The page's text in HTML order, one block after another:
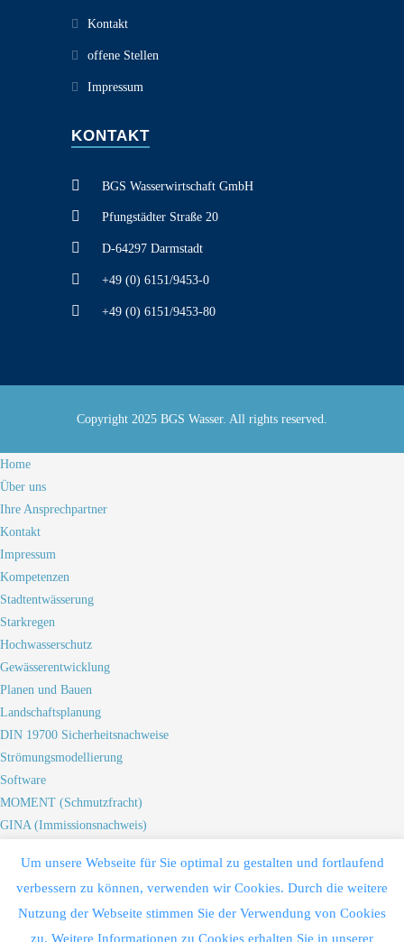
Kontakt
offene Stellen
Impressum
KONTAKT
BGS Wasserwirtschaft GmbH
Pfungstädter Straße 20
D-64297 Darmstadt
+49 (0) 6151/9453-0
+49 (0) 6151/9453-80
Copyright 2025 BGS Wasser. All rights reserved.
Home
Über uns
Ihre Ansprechpartner
Kontakt
Impressum
Kompetenzen
Stadtentwässerung
Starkregen
Hochwasserschutz
Gewässerentwicklung
Planen und Bauen
Landschaftsplanung
DIN 19700 Sicherheitsnachweise
Strömungsmodellierung
Software
MOMENT (Schmutzfracht)
GINA (Immissionsnachweis)
HYBNAT (Niederschlag-Abfluss)
WASPLA (1D-Spiegellinie)
HYDRO_AS-2D (2D-Spiegellinie)
INKA (Kanalnetz)
Um unsere Webseite für Sie optimal zu gestalten und fortlaufend
verbessern zu können, verwenden wir Cookies. Durch die weitere
Nutzung der Webseite stimmen Sie der Verwendung von Cookies
zu. Weitere Informationen zu Cookies erhalten Sie in unserer